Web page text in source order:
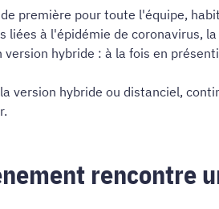
première pour toute l'équipe,
liées à l'épidémie de coronavirus,
version hybride : à la fois en
version hybride ou distanciel,
rencontre